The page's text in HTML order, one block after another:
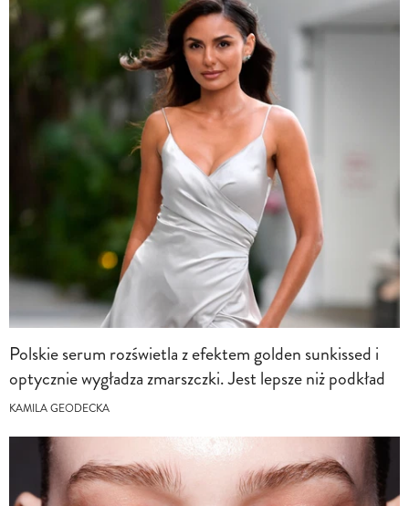
Polskie serum rozświetla z efektem golden sunkissed i
optycznie wygładza zmarszczki. Jest lepsze niż podkład
KAMILA GEODECKA